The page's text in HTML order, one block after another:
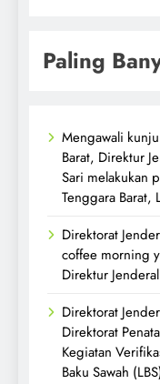
Paling
Mengawali
Barat, Direktur
Sari melakukan
Tenggara Barat,
Direktorat
coffee morning
Direktur
Direktorat
Direktorat
Kegiatan
Baku Sawah